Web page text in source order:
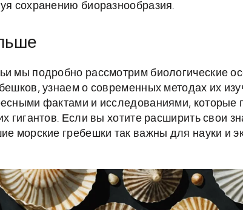
сохранению биоразнообразия.
мы подробно рассмотрим биологические
узнаем о современных методах их
фактами и исследованиями, которые
гигантов. Если вы хотите расширить свои
морские гребешки так важны для науки и